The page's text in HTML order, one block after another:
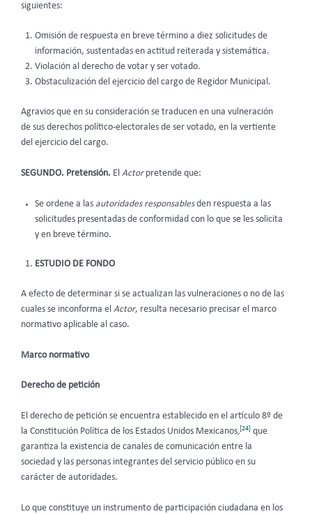
siguientes:
Omisión de respuesta en breve término a diez solicitudes de
información, sustentadas en actitud reiterada y sistemática.
Violación al derecho de votar y ser votado.
Obstaculización del ejercicio del cargo de Regidor Municipal.
Agravios que en su consideración se traducen en una vulneración
de sus derechos político-electorales de ser votado, en la vertiente
del ejercicio del cargo.
SEGUNDO. Pretensión. El Actor pretende que:
Se ordene a las autoridades responsablesden respuesta a las
solicitudes presentadas de conformidad con lo que se les solicita
y en breve término.
ESTUDIO DE FONDO
A efecto de determinar si se actualizan las vulneraciones o no de las
cuales se inconforma el Actor, resulta necesario precisar el marco
normativo aplicable al caso.
Marco normativo
Derecho de petición
El derecho de petición se encuentra establecido en el artículo 8º de
la Constitución Política de los Estados Unidos Mexicanos,[24] que
garantiza la existencia de canales de comunicación entre la
sociedad y las personas integrantes del servicio público en su
carácter de autoridades.
Lo que constituye un instrumento de participación ciudadana en los